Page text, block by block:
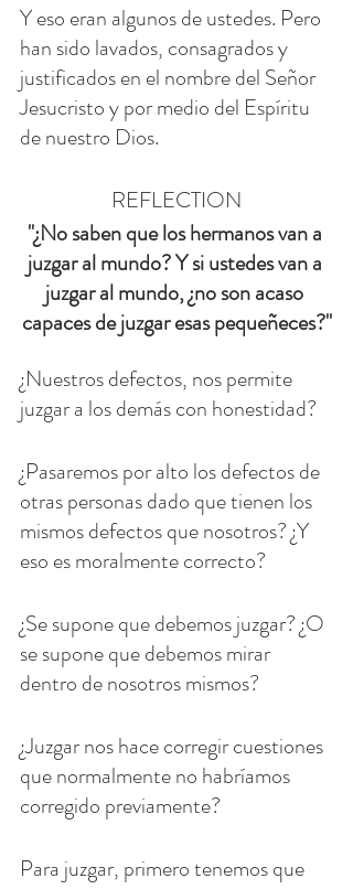
Y eso eran algunos de ustedes. Pero
han sido lavados, consagrados y
justificados en el nombre del Señor
Jesucristo y por medio del Espíritu
de nuestro Dios.
REFLECTION
"¿No saben que los hermanos van a
juzgar al mundo? Y si ustedes van a
juzgar al mundo, ¿no son acaso
capaces de juzgar esas pequeñeces?"
¿Nuestros defectos, nos permite
juzgar a los demás con honestidad?
¿Pasaremos por alto los defectos de
otras personas dado que tienen los
mismos defectos que nosotros? ¿Y
eso es moralmente correcto?
¿Se supone que debemos juzgar? ¿O
se supone que debemos mirar
dentro de nosotros mismos?
¿Juzgar nos hace corregir cuestiones
que normalmente no habríamos
corregido previamente?
Para juzgar, primero tenemos que